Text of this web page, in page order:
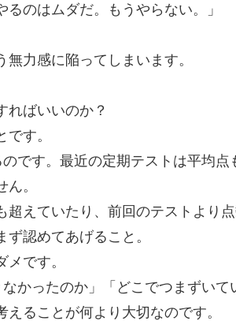
るのはムダだ。もうやらない。」
無力感に陥ってしまいます。
ればいいのか？
す。
です。最近の定期テストは平均点
。
超えていたり、前回のテストより
認めてあげること。
です。
かったのか」「どこでつまずいて
ることが何より大切なのです。